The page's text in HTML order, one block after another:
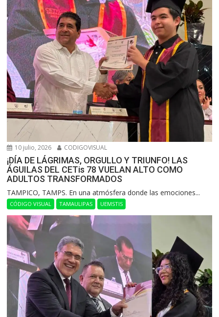
10 julio, 2026 CODIGOVISUAL
¡DÍA DE LÁGRIMAS, ORGULLO Y TRIUNFO! LAS
ÁGUILAS DEL CETis 78 VUELAN ALTO COMO
ADULTOS TRANSFORMADOS
​TAMPICO, TAMPS. En una atmósfera donde las emociones...
CÓDIGO VISUAL TAMAULIPAS UEMSTIS